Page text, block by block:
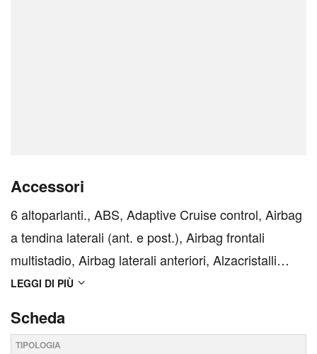
Accessori
6 altoparlanti., ABS, Adaptive Cruise control, Airbag
a tendina laterali (ant. e post.), Airbag frontali
multistadio, Airbag laterali anteriori, Alzacristalli
elettrici anteriori, Alzacristalli elettrici posteriori,
Climatizzatore automatico bi-zona, Cont...
LEGGI DI PIÙ
Scheda
TIPOLOGIA